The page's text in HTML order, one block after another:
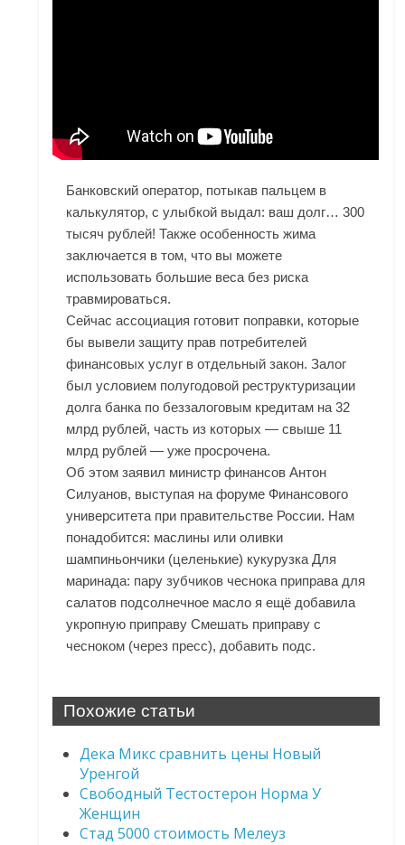
Банковский оператор, потыкав пальцем в
калькулятор, с улыбкой выдал: ваш долг… 300
тысяч рублей! Также особенность жима
заключается в том, что вы можете
использовать большие веса без риска
травмироваться.
Сейчас ассоциация готовит поправки, которые
бы вывели защиту прав потребителей
финансовых услуг в отдельный закон. Залог
был условием полугодовой реструктуризации
долга банка по беззалоговым кредитам на 32
млрд рублей, часть из которых — свыше 11
млрд рублей — уже просрочена.
Об этом заявил министр финансов Антон
Силуанов, выступая на форуме Финансового
университета при правительстве России. Нам
понадобится: маслины или оливки
шампиньончики (целенькие) кукурузка Для
маринада: пару зубчиков чеснока приправа для
салатов подсолнечное масло я ещё добавила
укропную приправу Смешать приправу с
чесноком (через пресс), добавить подс.
Похожие статьи
Дека Микс сравнить цены Новый
Уренгой
Свободный Тестостерон Норма У
Женщин
Стад 5000 стоимость Мелеуз